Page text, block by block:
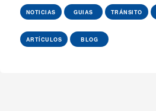
NOTICIAS GUIAS TRÁNSITO
ARTÍCULOS BLOG